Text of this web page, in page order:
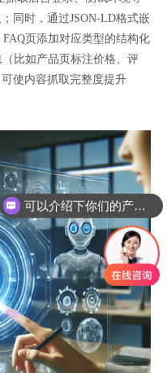
同时，通过JSON-LD格式嵌
FAQ页添加对应类型的结构化
比如产品页标注价格、评
使内容抓取完整度提升
可以介绍下你们的产品么